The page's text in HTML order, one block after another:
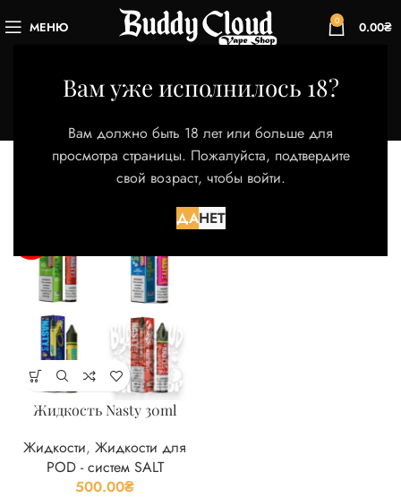
Вам уже исполнилось 18?
Вам должно быть 18 лет или больше для
просмотра страницы. Пожалуйста, подтвердите
свой возраст, чтобы войти.
ДАНЕТ
МЕНЮ 0 0.00₴
Гранат Ягоды
Категории
Товар Вкус
Гранат Ягоды
Отображение единственного товара
Жидкость Nasty 30ml
Жидкости, Жидкости для
POD - систем SALT
500.00₴